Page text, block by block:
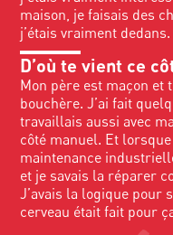
maison, je faisais des
j’étais vraiment dedans.
D’où te vient ce
Mon père est maçon et
bouchère. J’ai fait
travaillais aussi avec
côté manuel. Et
maintenance
et je savais la réparer
J’avais la logique pour
cerveau était fait pour